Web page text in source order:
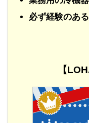
必ず経験のあ
【